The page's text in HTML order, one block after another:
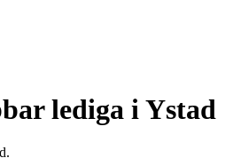
lediga i Ystad